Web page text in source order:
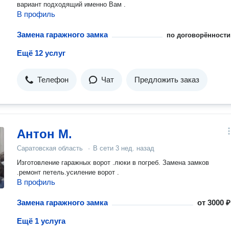
вариант подходящий именно Вам .
В профиль
Замена гаражного замка по договорённости
Ещё 12 услуг
Телефон Чат Предложить заказ
Антон М.
Саратовская область · В сети 3 нед. назад
Изготовление гаражных ворот .люки в погреб. Замена замков
.ремонт петель.усиление ворот .
В профиль
Замена гаражного замка от3000 ₽
Ещё 1 услуга